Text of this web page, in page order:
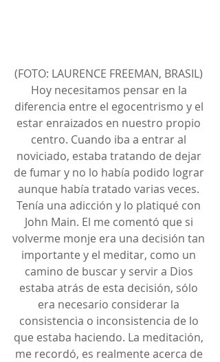
(FOTO: LAURENCE FREEMAN, BRASIL)
Hoy necesitamos pensar en la
diferencia entre el egocentrismo y el
estar enraizados en nuestro propio
centro. Cuando iba a entrar al
noviciado, estaba tratando de dejar
de fumar y no lo había podido lograr
aunque había tratado varias veces.
Tenía una adicción y lo platiqué con
John Main. El me comentó que si
volverme monje era una decisión tan
importante y el meditar, como un
camino de buscar y servir a Dios
estaba atrás de esta decisión, sólo
era necesario considerar la
consistencia o inconsistencia de lo
que estaba haciendo. La meditación,
me recordó, es realmente acerca de